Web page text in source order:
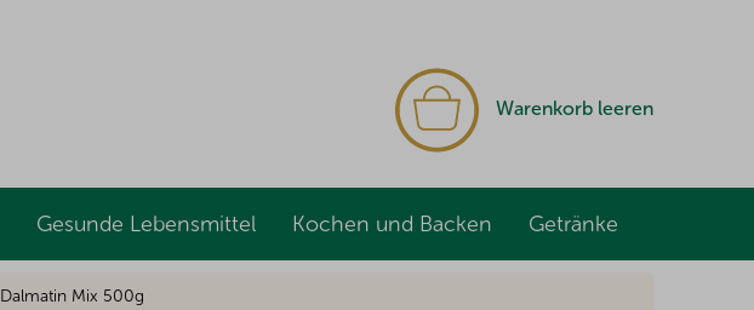
Warenkorb leeren
Gesunde Lebensmittel Kochen und Backen Getränke
Dalmatin Mix 500g